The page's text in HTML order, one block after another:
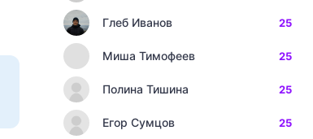
Глеб Иванов 25
Миша Тимофеев 25
Полина Тишина 25
Егор Сумцов 25